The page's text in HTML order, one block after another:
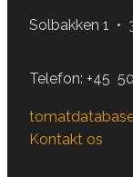
Solbakken 1 •
Telefon: +45
Kontakt os